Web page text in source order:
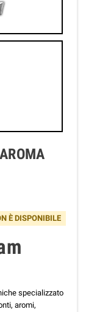
È DISPONIBILE
specializzato
aromi,